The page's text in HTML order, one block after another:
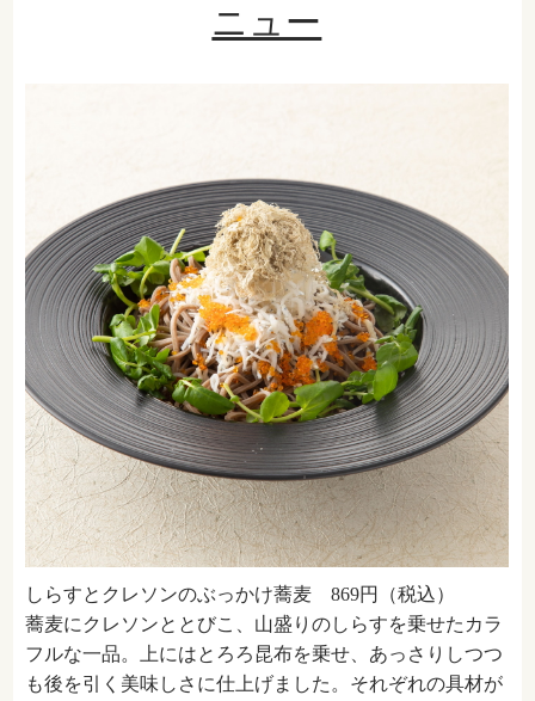
ニュー
しらすとクレソンのぶっかけ蕎麦 869円（税込）
蕎麦にクレソンととびこ、山盛りのしらすを乗せたカラ
フルな一品。上にはとろろ昆布を乗せ、あっさりしつつ
も後を引く美味しさに仕上げました。それぞれの具材が